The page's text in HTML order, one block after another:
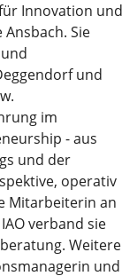
Innovation und
Sie
und
im
- aus
und der
operativ
Mitarbeiterin an
verband sie
Weitere
und